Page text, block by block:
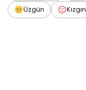
Üzgün
Kızgın